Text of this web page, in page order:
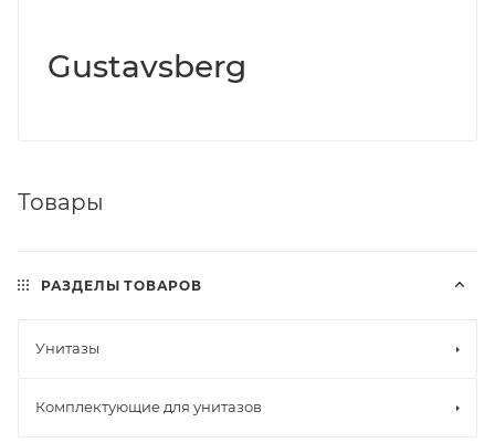
Gustavsberg
Товары
РАЗДЕЛЫ ТОВАРОВ
Унитазы
Комплектующие для унитазов